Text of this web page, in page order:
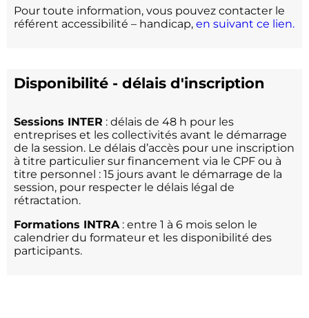
Pour toute information, vous pouvez contacter le
référent accessibilité – handicap, en suivant ce lien.
Disponibilité - délais d'inscription
Sessions INTER : délais de 48 h pour les
entreprises et les collectivités avant le démarrage
de la session. Le délais d’accès pour une inscription
à titre particulier sur financement via le CPF ou à
titre personnel : 15 jours avant le démarrage de la
session, pour respecter le délais légal de
rétractation.
Formations INTRA : entre 1 à 6 mois selon le
calendrier du formateur et les disponibilité des
participants.